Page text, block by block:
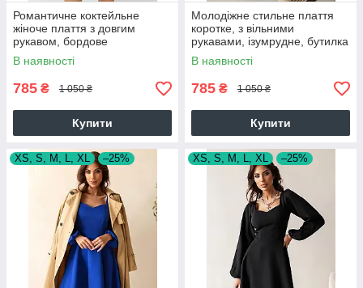
Романтичне коктейльне
жіноче плаття з довгим
рукавом, бордове
В наявності
785 ₴ 1 050 ₴
Купити
Молодіжне стильне плаття
коротке, з вільними
рукавами, ізумрудне, бутилка
В наявності
785 ₴ 1 050 ₴
Купити
XS, S, M, L, XL –25% XS, S, M, L, XL –25%